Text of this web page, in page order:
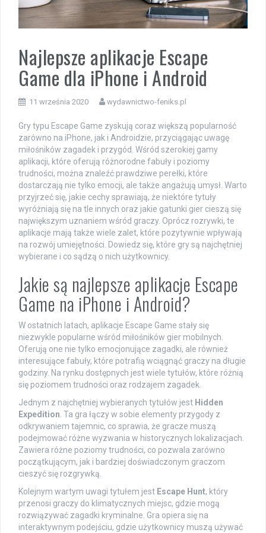
Najlepsze aplikacje Escape
Game dla iPhone i Android
11 września 2020 wydawnictwo-feniks.pl
Gry typu Escape Game zyskują coraz większą popularność
zarówno na iPhone, jak i Androidzie, przyciągając uwagę
miłośników zagadek i przygód. Wśród szerokiej gamy
aplikacji, które oferują różnorodne fabuły i poziomy
trudności, można znaleźć prawdziwe perełki, które
dostarczają nie tylko emocji, ale także angażują umysł. Warto
przyjrzeć się, jakie cechy sprawiają, że niektóre tytuły
wyróżniają się na tle innych oraz jakie gatunki gier cieszą się
największym uznaniem wśród graczy. Oprócz rozrywki, te
aplikacje mają także wiele zalet, które pozytywnie wpływają
na rozwój umiejętności. Dowiedz się, które gry są najchętniej
wybierane i co sądzą o nich użytkownicy.
Jakie są najlepsze aplikacje Escape
Game na iPhone i Android?
W ostatnich latach, aplikacje Escape Game stały się
niezwykle popularne wśród miłośników gier mobilnych.
Oferują one nie tylko emocjonujące zagadki, ale również
interesujące fabuły, które potrafią wciągnąć graczy na długie
godziny. Na rynku dostępnych jest wiele tytułów, które różnią
się poziomem trudności oraz rodzajem zagadek.
Jednym z najchętniej wybieranych tytułów jest Hidden
Expedition . Ta gra łączy w sobie elementy przygody z
odkrywaniem tajemnic, co sprawia, że gracze muszą
podejmować różne wyzwania w historycznych lokalizacjach.
Zawiera różne poziomy trudności, co pozwala zarówno
początkującym, jak i bardziej doświadczonym graczom
cieszyć się rozgrywką.
Kolejnym wartym uwagi tytułem jest Escape Hunt, który
przenosi graczy do klimatycznych miejsc, gdzie mogą
rozwiązywać zagadki kryminalne. Gra opiera się na
interaktywnym podejściu, gdzie użytkownicy muszą używać